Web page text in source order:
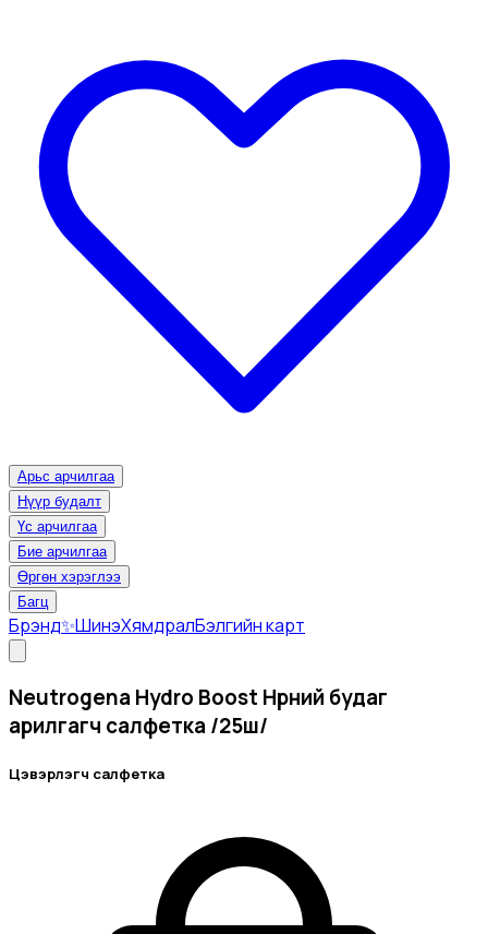
Арьс арчилгаа
Нүүр будалт
Үс арчилгаа
Бие арчилгаа
Өргөн хэрэглээ
Багц
Брэнд✨ШинэХямдралБэлгийн карт
Neutrogena Hydro Boost Нүүрний будаг
арилгагч салфетка /25ш/
Цэвэрлэгч салфетка